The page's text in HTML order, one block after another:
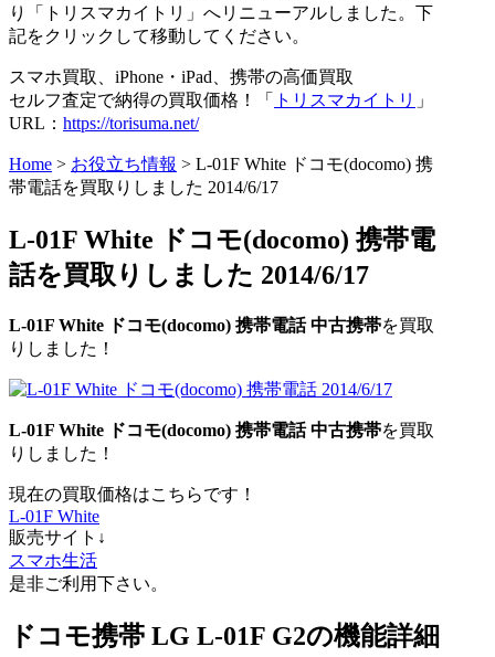
り「トリスマカイトリ」へリニューアルしました。下
記をクリックして移動してください。
スマホ買取、iPhone・iPad、携帯の高価買取
セルフ査定で納得の買取価格！「
トリスマカイトリ 」
URL： https://torisuma.net/
Home > お役立ち情報 > L-01F White ドコモ(docomo) 携
帯電話を買取りしました 2014/6/17
L-01F White ドコモ(docomo) 携帯電
話を買取りしました 2014/6/17
L-01F White ドコモ(docomo) 携帯電話 中古携帯を買取
りしました！
L-01F White ドコモ(docomo) 携帯電話 中古携帯を買取
りしました！
現在の買取価格はこちらです！
L-01F White
販売サイト↓
スマホ生活
是非ご利用下さい。
ドコモ携帯 LG L-01F G2の機能詳細